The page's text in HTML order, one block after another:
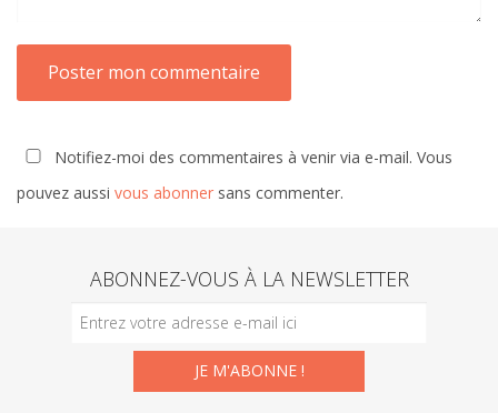
Notifiez-moi des commentaires à venir via e-mail. Vous
pouvez aussi vous abonner sans commenter.
ABONNEZ-VOUS À LA NEWSLETTER